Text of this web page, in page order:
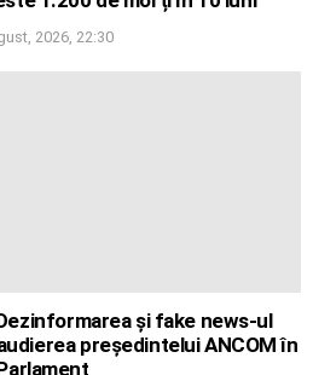
2026, 22:30
și fake news-ul
președintelui ANCOM în